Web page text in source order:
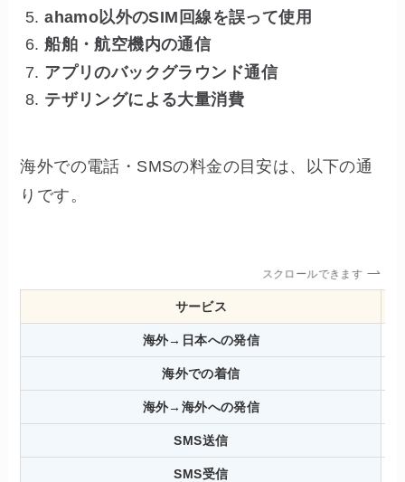
ahamo以外のSIM回線を誤って使用
船舶・航空機内の通信
アプリのバックグラウンド通信
テザリングによる大量消費
海外での電話・SMSの料金の目安は、以下の通
りです。
スクロールできます
サービス
海外→日本への発信
海外での着信
海外→海外への発信
SMS送信
SMS受信